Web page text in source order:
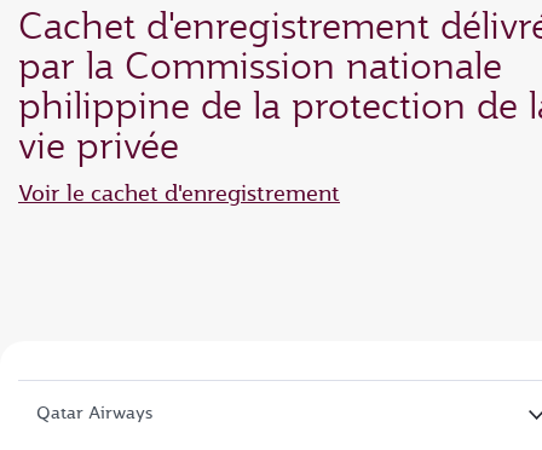
Cachet d'enregistrement
par la Commission nationale
philippine de la protection de
vie privée
Voir le cachet d'enregistrement
Qatar Airways